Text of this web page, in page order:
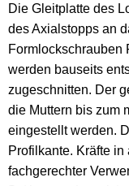
Die Gleitplatte des
des Axialstopps an
Formlockschrauben
werden bauseits
zugeschnitten. Der
die Muttern bis zum
eingestellt werden.
Profilkante. Kräfte
fachgerechter